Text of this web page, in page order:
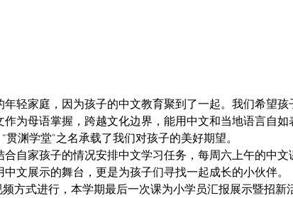
轻家庭，因为孩子的中文教育聚到了一起。我们希望
为母语掌握，跨越文化边界，能用中文和当地语言自如
渊学堂”之名承载了我们对孩子的美好期望。
自家孩子的情况安排中文学习任务，每周六上午的中
文展示的舞台，更是为孩子们寻找一起成长的小伙伴。
方式进行，本学期最后一次课为小学员汇报展示暨招新